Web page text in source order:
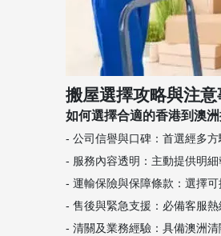
搬屋選擇攻略與注意
如何選擇合適的香港到澳
- 公司信譽與口碑：首選經多方
- 服務內容透明：主動提供明細
- 運輸保險與保障條款：選擇
- 售後與緊急支援：必備客服熱
- 清關及業務經驗：具備澳洲清